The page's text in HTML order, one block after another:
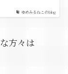
ゆめみるねこのblog
方々は